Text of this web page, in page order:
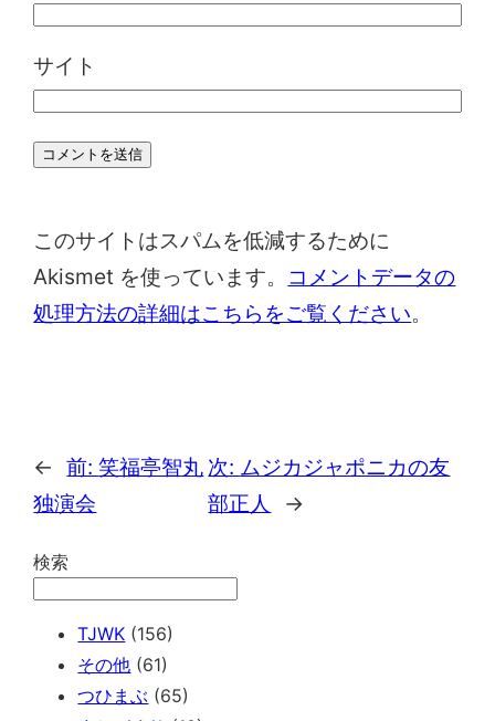
サイト
このサイトはスパムを低減するために
Akismet を使っています。
コメントデータの
処理方法の詳細はこちらをご覧ください。
← 前:笑福亭智丸
独演会
次: ムジカジャポニカの友
部正人
→
検索
TJWK (156)
その他 (61)
つひまぶ (65)